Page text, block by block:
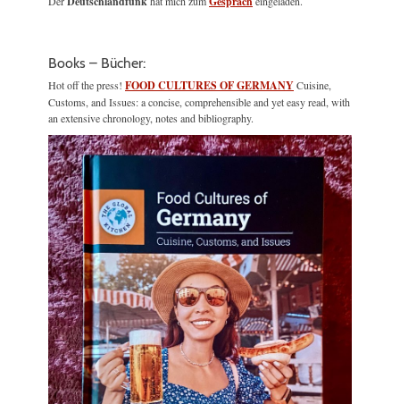
Books – Bücher:
Hot off the press! FOOD CULTURES OF GERMANYCuisine,
Customs, and Issues: a concise, comprehensible and yet easy read, with
an extensive chronology, notes and bibliography.